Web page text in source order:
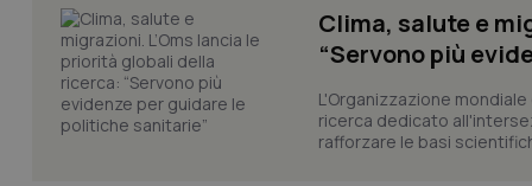
Clima, salute e
“Servono più
L'Organizzazione
ricerca dedicato
rafforzare le basi
YSC
__Secure-
ROLLOUT_TOKEN